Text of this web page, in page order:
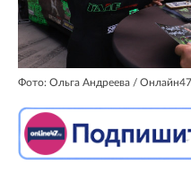
Фото: Ольга Андреева / Онлайн47